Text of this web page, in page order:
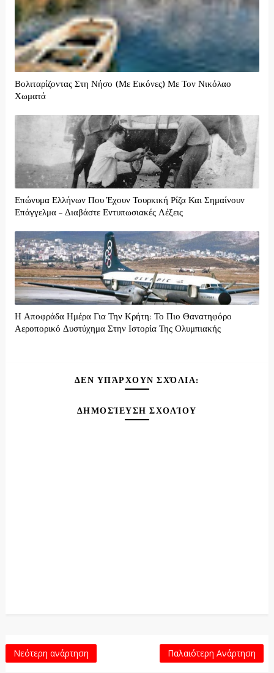
Βολιταρίζοντας Στη Νήσο (Με Εικόνες) Με Τον Νικόλαο
Χωματά
Επώνυμα Ελλήνων Που Έχουν Τουρκική Ρίζα Και Σημαίνουν
Επάγγελμα – Διαβάστε Εντυπωσιακές Λέξεις
Η Αποφράδα Ημέρα Για Την Κρήτη: Το Πιο Θανατηφόρο
Αεροπορικό Δυστύχημα Στην Ιστορία Της Ολυμπιακής
ΔΕΝ ΥΠΆΡΧΟΥΝ ΣΧΌΛΙΑ:
ΔΗΜΟΣΊΕΥΣΗ ΣΧΟΛΊΟΥ
Νεότερη ανάρτηση Παλαιότερη Ανάρτηση